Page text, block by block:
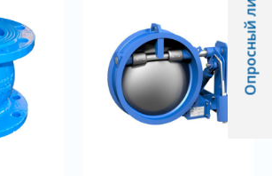
Опросный лист